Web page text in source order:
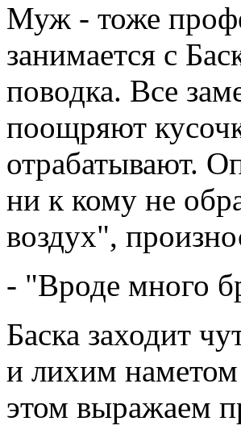
Муж - тоже
занимается с
поводка. Все
поощряют
отрабатывают.
ни к кому не
воздух",
- "Вроде много
Баска заходит
и лихим наметом
этом выражаем